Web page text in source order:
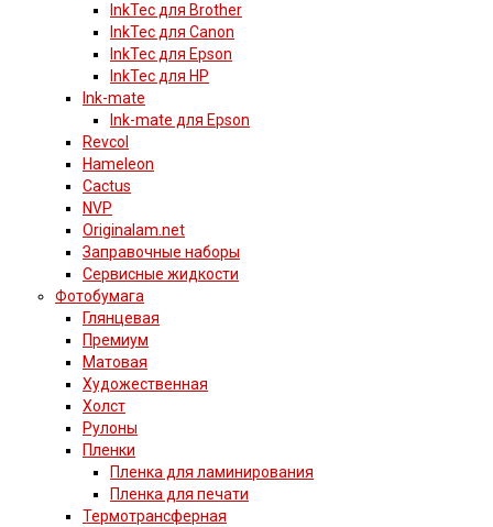
InkTec для Brother
InkTec для Canon
InkTec для Epson
InkTec для HP
Ink-mate
Ink-mate для Epson
Revcol
Hameleon
Cactus
NVP
Originalam.net
Заправочные наборы
Сервисные жидкости
Фотобумага
Глянцевая
Премиум
Матовая
Художественная
Холст
Рулоны
Пленки
Пленка для ламинирования
Пленка для печати
Термотрансферная